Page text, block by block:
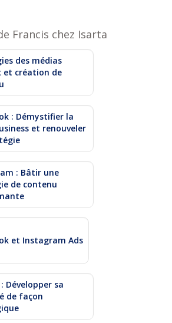
Francis chez Isarta
des médias
et création de
: Démystifier la
et renouveler
: Bâtir une
de contenu
et Instagram Ads
Développer sa
de façon